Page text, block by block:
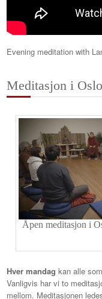
Evening meditation with
Meditasjon i
Åpen meditasjon i
Hver mandag kan alle
Vanligvis har vi to
mellom. Meditasjonen